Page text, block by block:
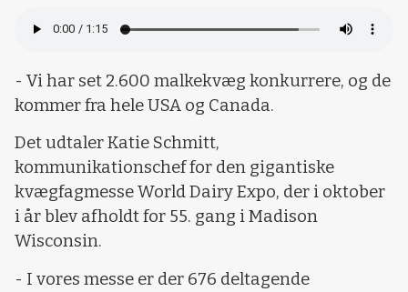
- Vi har set 2.600 malkekvæg konkurrere, og de
kommer fra hele USA og Canada.
Det udtaler Katie Schmitt,
kommunikationschef for den gigantiske
kvægfagmesse World Dairy Expo, der i oktober
i år blev afholdt for 55. gang i Madison
Wisconsin.
- I vores messe er der 676 deltagende